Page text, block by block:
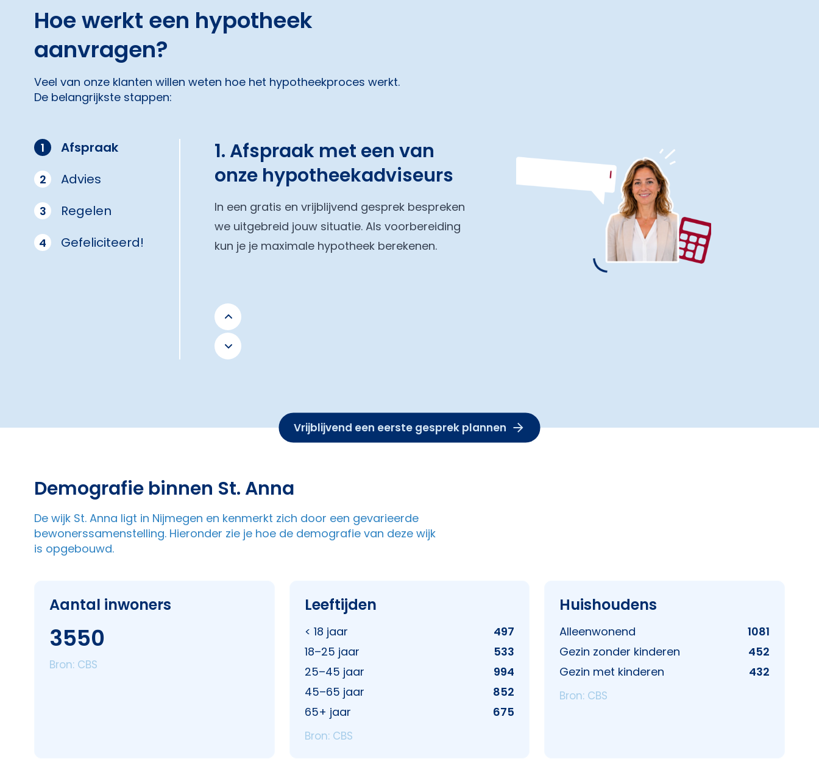
Hoe werkt een hypotheek
aanvragen?
Veel van onze klanten willen weten hoe het hypotheekproces werkt.
De belangrijkste stappen:
1 Afspraak
2 Advies
3 Regelen
4 Gefeliciteerd!
1. Afspraak met een van
onze hypotheekadviseurs
In een gratis en vrijblijvend gesprek bespreken
we uitgebreid jouw situatie. Als voorbereiding
kun je je maximale hypotheek berekenen.
Vrijblijvend een eerste gesprek plannen
Demografie binnen St. Anna
De wijk St. Anna ligt in Nijmegen en kenmerkt zich door een gevarieerde
bewonerssamenstelling. Hieronder zie je hoe de demografie van deze wijk
is opgebouwd.
Aantal inwoners
3550
Bron: CBS
Leeftijden
< 18 jaar
497
18–25 jaar
533
25–45 jaar
994
45–65 jaar
852
65+ jaar
675
Bron: CBS
Huishoudens
Alleenwonend
1081
Gezin zonder kinderen
452
Gezin met kinderen
432
Bron: CBS